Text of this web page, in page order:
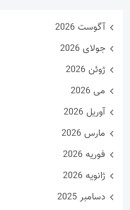
آگوست 2026
جولای 2026
ژوئن 2026
می 2026
آوریل 2026
مارس 2026
فوریه 2026
ژانویه 2026
دسامبر 2025